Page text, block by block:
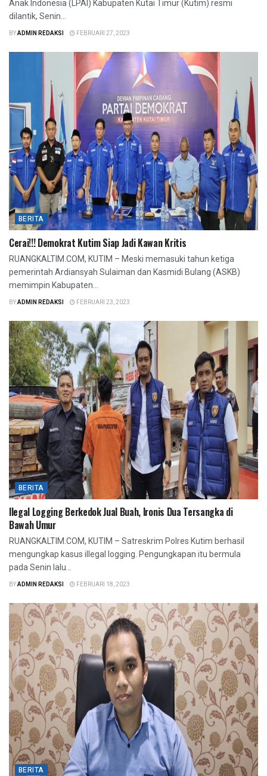
Anak Indonesia (LPAI) Kabupaten Kutai Timur (Kutim) resmi
dilantik, Senin...
BYADMIN REDAKSI FEBRUARI 27, 2023
BERITA
Cerai!!! Demokrat Kutim Siap Jadi Kawan Kritis
RUANGKALTIM.COM, KUTIM – Meski memasuki tahun ketiga
pemerintah Ardiansyah Sulaiman dan Kasmidi Bulang (ASKB)
memimpin Kabupaten...
BYADMIN REDAKSI FEBRUARI 23, 2023
BERITA
Ilegal Logging Berkedok Jual Buah, Ironis Dua Tersangka di
Bawah Umur
RUANGKALTIM.COM, KUTIM – Satreskrim Polres Kutim berhasil
mengungkap kasus illegal logging. Pengungkapan itu bermula
pada Senin lalu...
BYADMIN REDAKSI FEBRUARI 18, 2023
BERITA